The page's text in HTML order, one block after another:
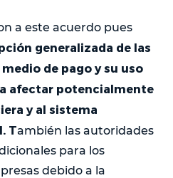
a este acuerdo pues
generalizada de las
de pago y su uso
afectar potencialmente
y al sistema
También las autoridades
para los
debido a la